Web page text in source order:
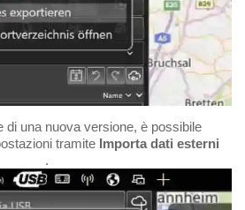
di una nuova versione, è possibile
tramite Importa dati esterni
.